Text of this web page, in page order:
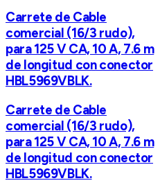
Carrete de Cable
comercial (16/3 rudo),
para 125 V CA, 10 A, 7.6 m
de longitud con conector
HBL5969VBLK.
Carrete de Cable
comercial (16/3 rudo),
para 125 V CA, 10 A, 7.6 m
de longitud con conector
HBL5969VBLK.